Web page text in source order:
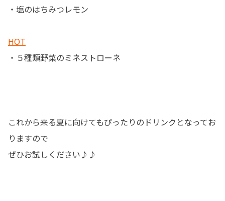
・塩のはちみつレモン
HOT
・５種類野菜のミネストローネ
これから来る夏に向けてもぴったりのドリンクとなってお
りますので
ぜひお試しください♪♪